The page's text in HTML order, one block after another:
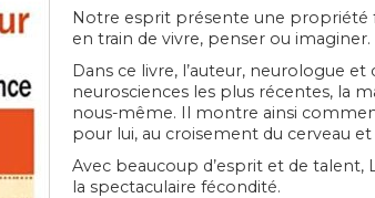
Notre esprit présente une propriété
en train de vivre, penser ou
Dans ce livre, l’auteur, neurologue
neurosciences les plus récentes, la
nous-même. Il montre ainsi
pour lui, au croisement du cerveau
Avec beaucoup d’esprit et de
la spectaculaire fécondité.